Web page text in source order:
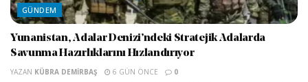
GÜNDEM
Yunanistan, Adalar Denizi’ndeki Stratejik Adalarda
Savunma Hazırlıklarını Hızlandırıyor
YAZAN KÜBRA DEMIRBAŞ 6 GÜN ÖNCE 0